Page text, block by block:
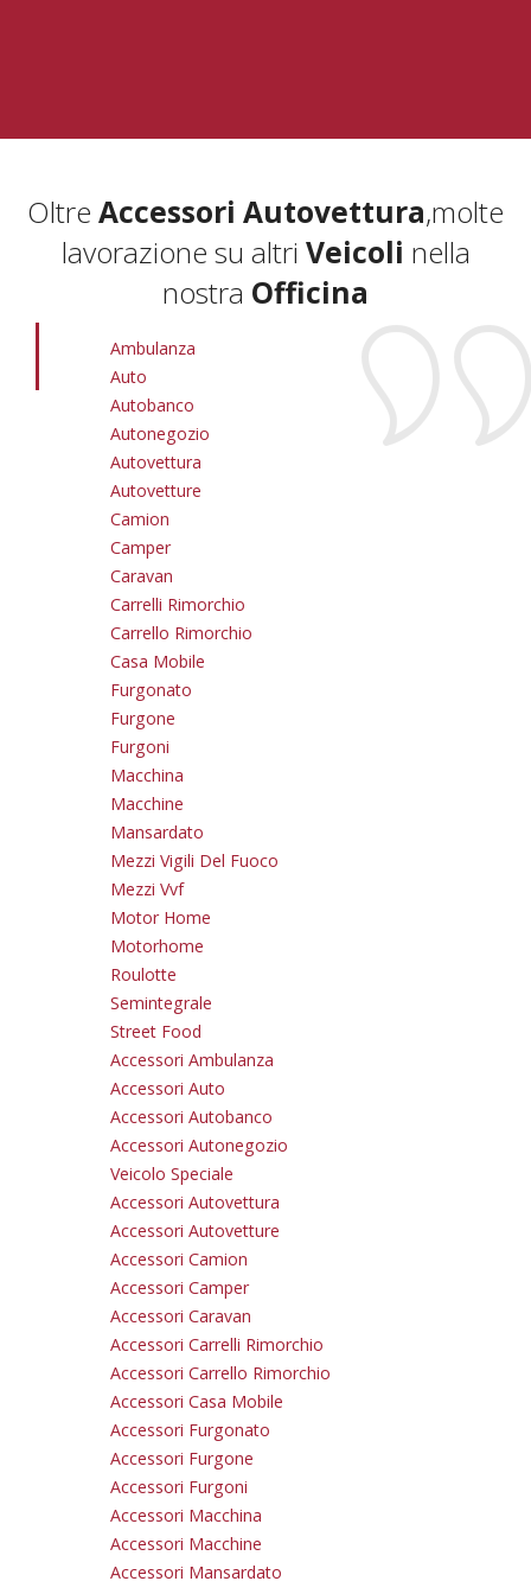
Oltre Accessori Autovettura,molte
lavorazione su altri Veicoli nella
nostra Officina
Ambulanza
Auto
Autobanco
Autonegozio
Autovettura
Autovetture
Camion
Camper
Caravan
Carrelli Rimorchio
Carrello Rimorchio
Casa Mobile
Furgonato
Furgone
Furgoni
Macchina
Macchine
Mansardato
Mezzi Vigili Del Fuoco
Mezzi Vvf
Motor Home
Motorhome
Roulotte
Semintegrale
Street Food
Accessori Ambulanza
Accessori Auto
Accessori Autobanco
Accessori Autonegozio
Veicolo Speciale
Accessori Autovettura
Accessori Autovetture
Accessori Camion
Accessori Camper
Accessori Caravan
Accessori Carrelli Rimorchio
Accessori Carrello Rimorchio
Accessori Casa Mobile
Accessori Furgonato
Accessori Furgone
Accessori Furgoni
Accessori Macchina
Accessori Macchine
Accessori Mansardato